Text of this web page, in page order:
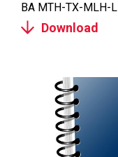
BA MTH-TX-MLH-
Download